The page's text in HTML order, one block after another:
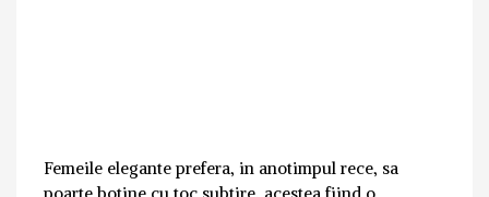
Femeile elegante prefera, in anotimpul rece, sa